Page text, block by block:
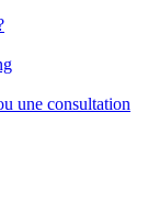
une consultation